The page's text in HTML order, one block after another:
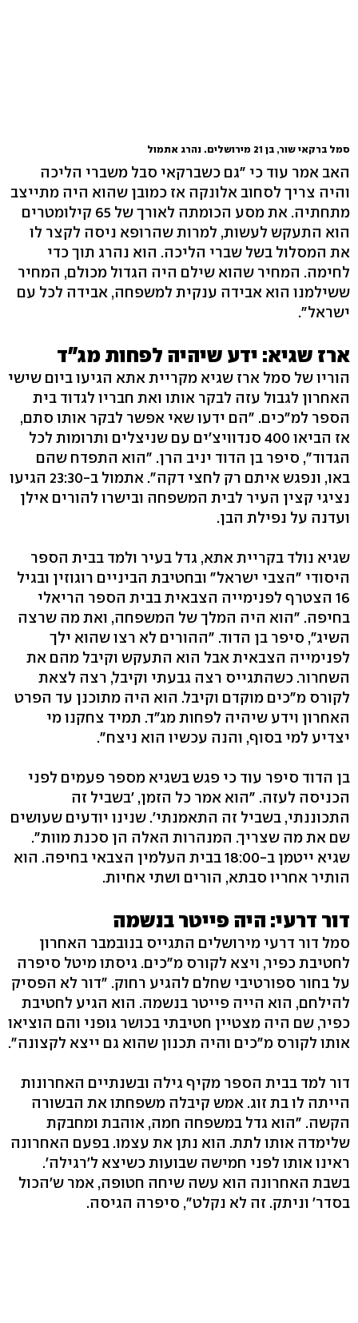
סמל ברקאי שור, בן 21 מירושלים. נהרג אתמול
האב אמר עוד כי "גם כשברקאי סבל משברי הליכה
והיה צריך לסחוב אלונקה אז כמובן שהוא היה מתייצב
מתחתיה. את מסע הכומתה לאורך של 65 קילומטרים
הוא התעקש לעשות, למרות שהרופא ניסה לקצר לו
את המסלול בשל שברי הליכה. הוא נהרג תוך כדי
לחימה. המחיר שהוא שילם היה הגדול מכולם, המחיר
ששילמנו הוא אבידה ענקית למשפחה, אבידה לכל עם
ישראל".
ארז שגיא: ידע שיהיה לפחות מג"ד
הוריו של סמל ארז שגיא מקריית אתא הגיעו ביום שישי
האחרון לגבול עזה לבקר אותו ואת חבריו לגדוד בית
הספר למ"כים. "הם ידעו שאי אפשר לבקר אותו סתם,
אז הביאו 400 סנדוויצ'ים עם שניצלים ותרומות לכל
הגדוד", סיפר בן הדוד יניב הרן. "הוא התפדח שהם
באו, ונפגש איתם רק לחצי דקה". אתמול ב-23:30 הגיעו
נציגי קצין העיר לבית המשפחה ובישרו להורים אילן
ועדנה על נפילת הבן.
שגיא נולד בקריית אתא, גדל בעיר ולמד בבית הספר
היסודי "הצבי ישראל" ובחטיבת הביניים רוגוזין ובגיל
16 הצטרף לפנימייה הצבאית בבית הספר הריאלי
בחיפה. "הוא היה המלך של המשפחה, ואת מה שרצה
השיג", סיפר בן הדוד. "ההורים לא רצו שהוא ילך
לפנימייה הצבאית אבל הוא התעקש וקיבל מהם את
השחרור. כשהתגייס רצה גבעתי וקיבל, רצה לצאת
לקורס מ"כים מוקדם וקיבל. הוא היה מתוכנן עד הפרט
האחרון וידע שיהיה לפחות מג"ד. תמיד צחקנו מי
יצדיע למי בסוף, והנה עכשיו הוא ניצח".
בן הדוד סיפר עוד כי פגש בשגיא מספר פעמים לפני
הכניסה לעזה. "הוא אמר כל הזמן, 'בשביל זה
התכוננתי, בשביל זה התאמנתי'. שנינו יודעים שעושים
שם את מה שצריך. המנהרות האלה הן סכנת מוות".
שגיא ייטמן ב-18:00 בבית העלמין הצבאי בחיפה. הוא
הותיר אחריו סבתא, הורים ושתי אחיות.
דור דרעי: היה פייטר בנשמה
סמל דור דרעי מירושלים התגייס בנובמבר האחרון
לחטיבת כפיר, ויצא לקורס מ"כים. גיסתו מיטל סיפרה
על בחור ספורטיבי שחלם להגיע רחוק. "דור לא הפסיק
להילחם, הוא הייה פייטר בנשמה. הוא הגיע לחטיבת
כפיר, שם היה מצטיין חטיבתי בכושר גופני והם הוציאו
אותו לקורס מ"כים והיה תכנון שהוא גם ייצא לקצונה".
דור למד בבית הספר מקיף גילה ובשנתיים האחרונות
הייתה לו בת זוג. אמש קיבלה משפחתו את הבשורה
הקשה. "הוא גדל במשפחה חמה, אוהבת ומחבקת
שלימדה אותו לתת. הוא נתן את עצמו. בפעם האחרונה
ראינו אותו לפני חמישה שבועות כשיצא ל'רגילה'.
בשבת האחרונה הוא עשה שיחה חטופה, אמר ש'הכול
בסדר' וניתק. זה לא נקלט", סיפרה הגיסה.